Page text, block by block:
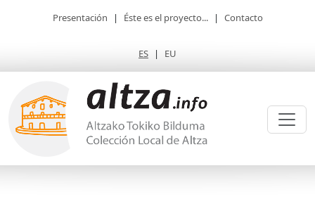
Presentación | Éste es el proyecto... | Contacto
ES | EU